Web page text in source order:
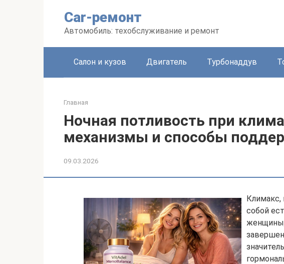
Car-ремонт
Автомобиль: техобслуживание и ремонт
Салон и кузов Двигатель Турбонаддув
Главная
Ночная потливость при
механизмы и способы
09.03.2026
Климакс,
собой